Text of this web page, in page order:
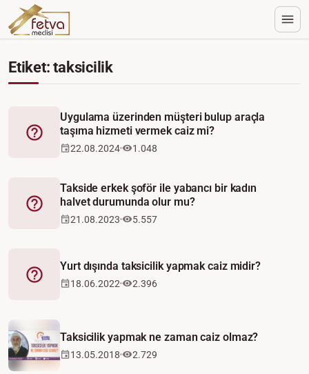
Etiket: taksicilik
Fetva
Uygulama üzerinden müşteri bulup araçla
taşıma hizmeti vermek caiz mi?
22.08.2024 1.048
Fetva
Takside erkek şoför ile yabancı bir kadın
halvet durumunda olur mu?
21.08.2023 5.557
Fetva
Yurt dışında taksicilik yapmak caiz midir?
18.06.2022 2.396
Taksicilik yapmak ne zaman caiz olmaz?
13.05.2018 2.729